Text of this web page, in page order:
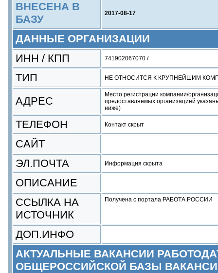
ВНЕСЕНА В
БАЗУ
2017-08-17
ДАННЫЕ ОРГАНИЗАЦИИ
ИНН / КПП
741902067070 /
ТИП НЕ ОТНОСИТСЯ К КРУПНЕЙШИМ
АДРЕС
Место регистрации компании/
предоставляемых организацией
ниже)
ТЕЛЕФОН Контакт скрыт
САЙТ
ЭЛ.ПОЧТА
Информация скрыта
ОПИСАНИЕ
ССЫЛКА НА
ИСТОЧНИК
Получена с портала РАБОТА РОССИИ
ДОП.ИНФО
АКТУАЛЬНЫЕ ВАКАНСИИ
ОБЩЕРОССИЙСКОЙ БАЗЫ